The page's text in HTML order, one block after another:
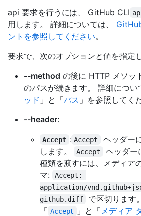
api 要求を行うには、 GitHub CLI
用します。 詳細については、
ントを参照してください。
要求で、次のオプションと値を指定し
--method の後に HTTP メソッ
のパスが続きます。 詳細につい
ッド 」と「パス 」を参照してく
--header:
Accept : Accept
ヘッダー
します。
Accept
ヘッダー
種類を渡すには、メディア
マ:
Accept:
application/
github.diff
で区切ります
「 Accept 」と「 メディア